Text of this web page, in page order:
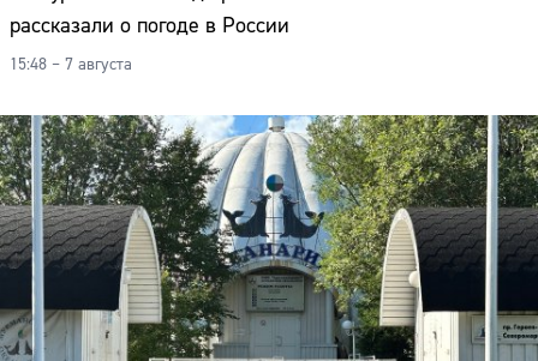
рассказали о погоде в России
15:48 – 7 августа